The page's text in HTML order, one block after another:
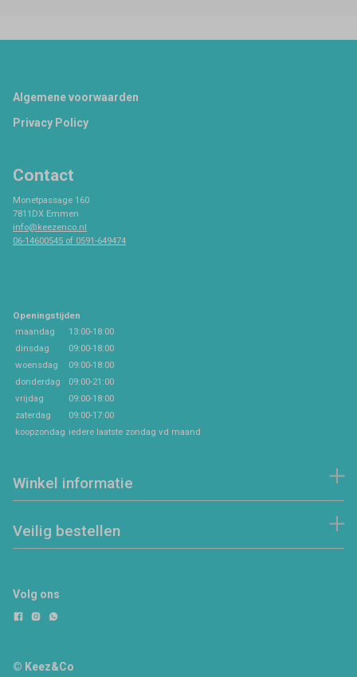
Footer
Algemene voorwaarden
Privacy Policy
Contact
Monetpassage 160
7811DX Emmen
info@keezenco.nl
06-14600545 of 0591-649474
Openingstijden
maandag
13:00-18:00
dinsdag
09:00-18:00
woensdag
09:00-18:00
donderdag
09:00-21:00
vrijdag
09:00-18:00
zaterdag
09:00-17:00
koopzondag iedere laatste zondag vd maand
Winkel informatie
Veilig bestellen
Volg ons
© Keez&Co